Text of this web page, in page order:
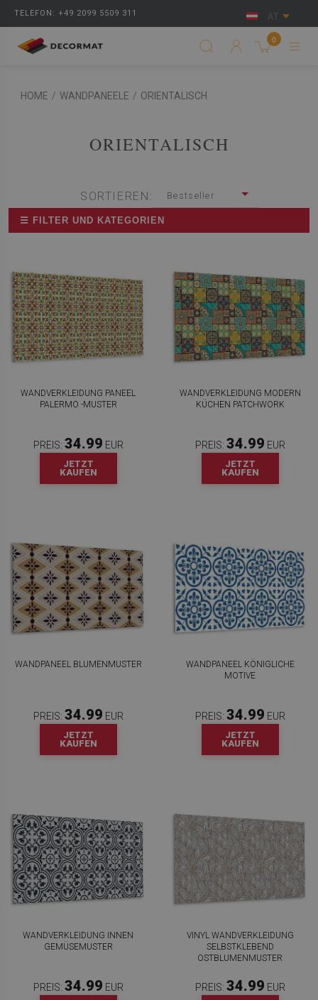
TELEFON: +49 2099 5509 311 AT
0
HOME / WANDPANEELE / ORIENTALISCH
ORIENTALISCH
SORTIEREN: Bestseller
☰ FILTER UND KATEGORIEN
WANDVERKLEIDUNG PANEEL
PALERMO -MUSTER
PREIS: 34.99 EUR
JETZT
KAUFEN
WANDVERKLEIDUNG MODERN
KÜCHEN PATCHWORK
PREIS: 34.99 EUR
JETZT
KAUFEN
WANDPANEEL BLUMENMUSTER
PREIS: 34.99 EUR
JETZT
KAUFEN
WANDPANEEL KÖNIGLICHE
MOTIVE
PREIS: 34.99 EUR
JETZT
KAUFEN
WANDVERKLEIDUNG INNEN
GEMÜSEMUSTER
PREIS: 34.99 EUR
VINYL WANDVERKLEIDUNG
SELBSTKLEBEND
OSTBLUMENMUSTER
PREIS: 34.99 EUR